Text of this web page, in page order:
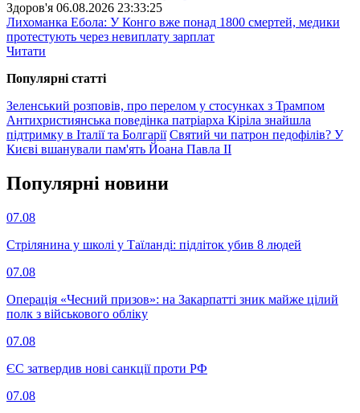
Здоров'я 06.08.2026 23:33:25
Лихоманка Ебола: У Конго вже понад 1800 смертей, медики
протестують через невиплату зарплат
Читати
Популярнi статтi
Зеленський розповів, про перелом у стосунках з Трампом
Антихристиянська поведінка патріарха Кіріла знайшла
підтримку в Італії та Болгарії Святий чи патрон педофілів? У
Києві вшанували пам'ять Йоана Павла ІІ
Популярнi новини
07.08
Стрілянина у школі у Таїланді: підліток убив 8 людей
07.08
Операція «Чесний призов»: на Закарпатті зник майже цілий
полк з військового обліку
07.08
ЄС затвердив нові санкції проти РФ
07.08